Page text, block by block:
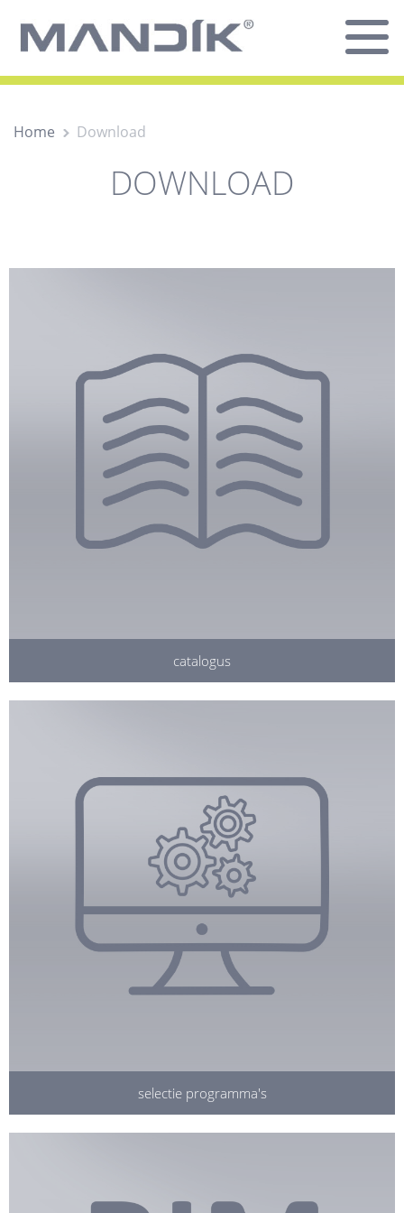
Home Download
DOWNLOAD
catalogus
selectie programma's